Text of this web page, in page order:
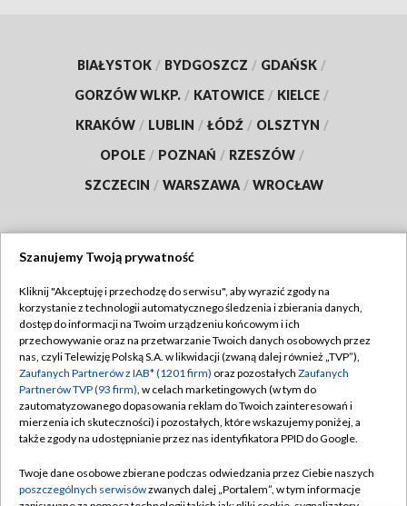
BIAŁYSTOK / BYDGOSZCZ / GDAŃSK /
GORZÓW WLKP. / KATOWICE / KIELCE /
KRAKÓW / LUBLIN / ŁÓDŹ / OLSZTYN /
OPOLE / POZNAŃ / RZESZÓW /
SZCZECIN / WARSZAWA / WROCŁAW
TVP
Abonament TVP
Emisja w TVP
Centrum informacji TVP
Naziemna Telewizja Cyfrowa
Rada Programowa
Regulamin TVP
Polityka prywatności
Moje zgody
Pomoc
Kontakt
Szanujemy Twoją prywatność
Kliknij "Akceptuję i przechodzę do serwisu", aby wyrazić zgody na
korzystanie z technologii automatycznego śledzenia i zbierania danych,
dostęp do informacji na Twoim urządzeniu końcowym i ich
przechowywanie oraz na przetwarzanie Twoich danych osobowych przez
nas, czyli Telewizję Polską S.A. w likwidacji (zwaną dalej również „TVP”),
Zaufanych Partnerów z IAB* (1201 firm) oraz pozostałych Zaufanych
Partnerów TVP (93 firm), w celach marketingowych (w tym do
zautomatyzowanego dopasowania reklam do Twoich zainteresowań i
mierzenia ich skuteczności) i pozostałych, które wskazujemy poniżej, a
także zgody na udostępnianie przez nas identyfikatora PPID do Google.
Twoje dane osobowe zbierane podczas odwiedzania przez Ciebie naszych
poszczególnych serwisówzwanych dalej „Portalem”, w tym informacje